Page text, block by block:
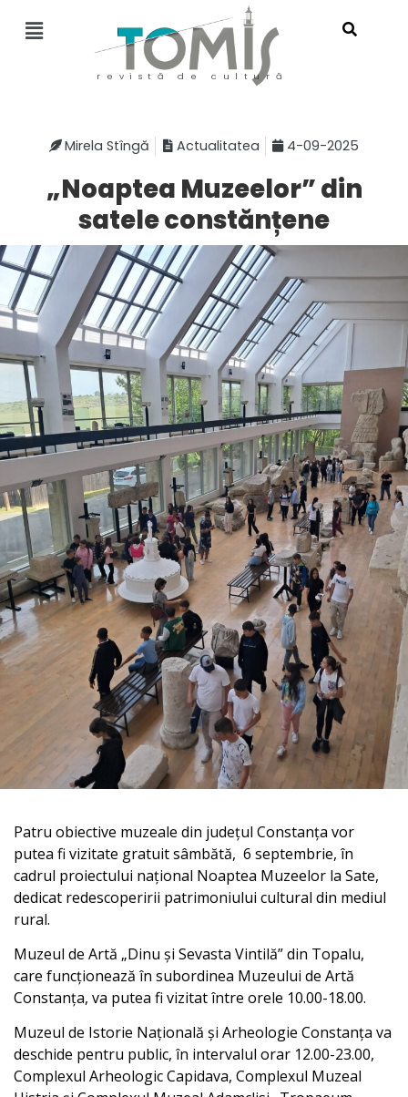
revistă de cultură
Mirela Stîngă Actualitatea 4-09-2025
„Noaptea Muzeelor” din
satele constănțene
Patru obiective muzeale din județul Constanța vor
putea fi vizitate gratuit sâmbătă, 6 septembrie, în
cadrul proiectului național Noaptea Muzeelor la Sate,
dedicat redescoperirii patrimoniului cultural din mediul
rural.
Muzeul de Artă „Dinu și Sevasta Vintilă” din Topalu,
care funcționează în subordinea Muzeului de Artă
Constanța, va putea fi vizitat între orele 10.00-18.00.
Muzeul de Istorie Națională și Arheologie Constanța va
deschide pentru public, în intervalul orar 12.00-23.00,
Complexul Arheologic Capidava, Complexul Muzeal